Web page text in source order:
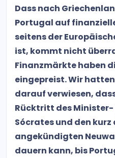
Dass nach
Portugal auf
seitens der
ist, kommt nicht
Finanzmärkte haben
eingepreist. Wir
darauf verwiesen,
Rücktritt des
Sócrates und den
angekündigten
dauern kann, bis